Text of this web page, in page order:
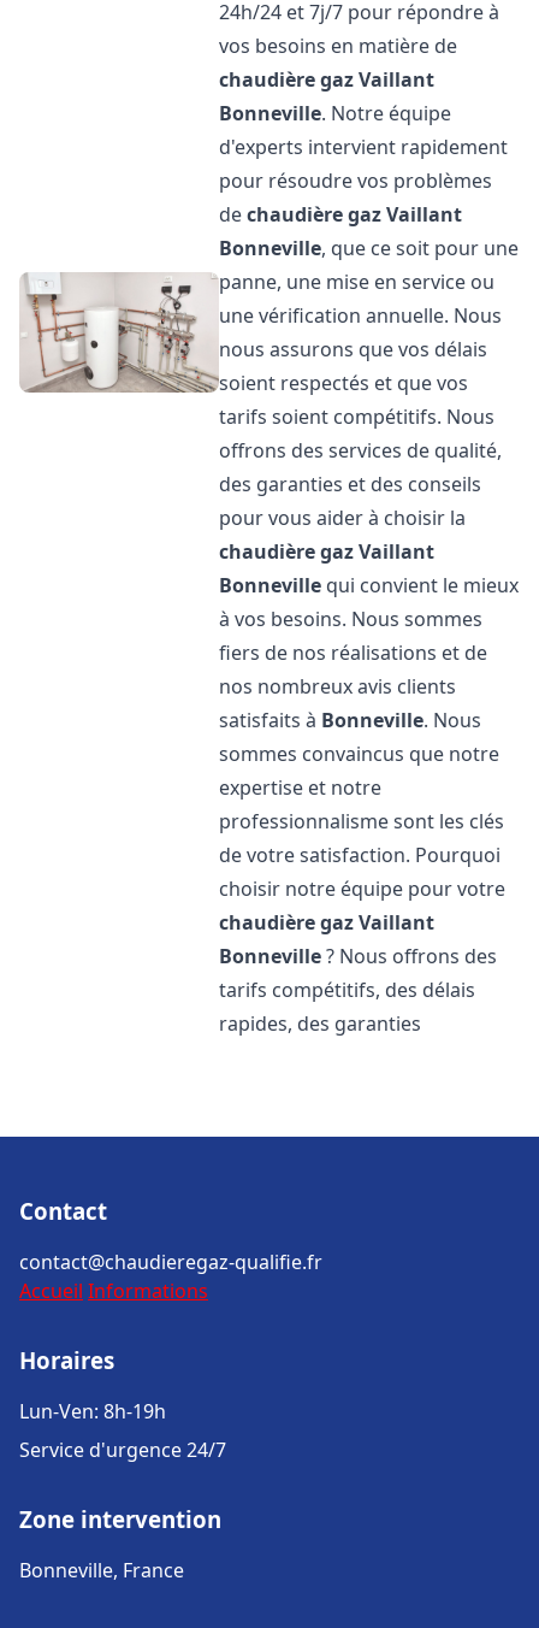
24h/24 et 7j/7 pour répondre à
vos besoins en matière de
chaudière gaz Vaillant
Bonneville. Notre équipe
d'experts intervient rapidement
pour résoudre vos problèmes
dechaudière gaz Vaillant
Bonneville, que ce soit pour une
panne, une mise en service ou
une vérification annuelle. Nous
nous assurons que vos délais
soient respectés et que vos
tarifs soient compétitifs. Nous
offrons des services de qualité,
des garanties et des conseils
pour vous aider à choisir la
chaudière gaz Vaillant
Bonneville qui convient le mieux
à vos besoins. Nous sommes
fiers de nos réalisations et de
nos nombreux avis clients
satisfaits à Bonneville. Nous
sommes convaincus que notre
expertise et notre
professionnalisme sont les clés
de votre satisfaction. Pourquoi
choisir notre équipe pour votre
chaudière gaz Vaillant
Bonneville? Nous offrons des
tarifs compétitifs, des délais
rapides, des garanties
Contact
contact@chaudieregaz-qualifie.fr
Accueil Informations
Horaires
Lun-Ven: 8h-19h
Service d'urgence 24/7
Zone intervention
Bonneville, France